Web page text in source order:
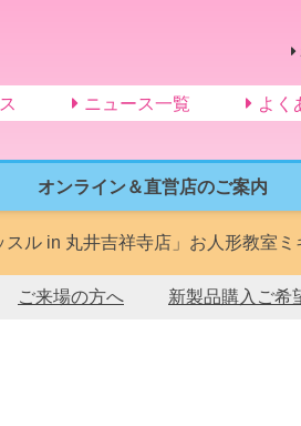
オンライン＆直営店のご案内
ニュース一覧 よく
スル in 丸井吉祥寺店」お人形教室
ご来場の方へ 新製品購入ご希